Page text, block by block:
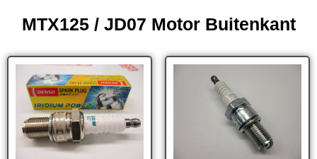
MTX125 / JD07 Motor Buitenkant